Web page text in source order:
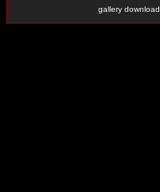
gallery download